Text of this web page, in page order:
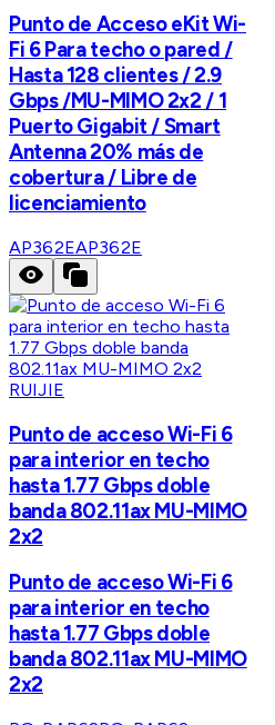
Punto de Acceso eKit Wi-
Fi 6 Para techo o pared /
Hasta 128 clientes / 2.9
Gbps /MU-MIMO 2x2 / 1
Puerto Gigabit / Smart
Antenna 20% más de
cobertura / Libre de
licenciamiento
AP362EAP362E
RUIJIE
Punto de acceso Wi-Fi 6
para interior en techo
hasta 1.77 Gbps doble
banda 802.11ax MU-MIMO
2x2
Punto de acceso Wi-Fi 6
para interior en techo
hasta 1.77 Gbps doble
banda 802.11ax MU-MIMO
2x2